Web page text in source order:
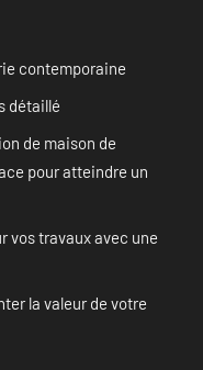
contemporaine
détaillé
de maison de
pour atteindre un
vos travaux avec une
la valeur de votre